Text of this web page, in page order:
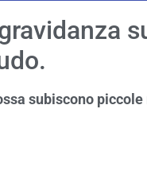
subiscono